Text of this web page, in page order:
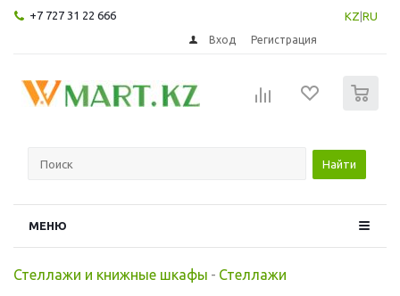
+7 727 31 22 666 KZ RU
Вход Регистрация
Найти
МЕНЮ
Стеллажи и книжные шкафы - Стеллажи